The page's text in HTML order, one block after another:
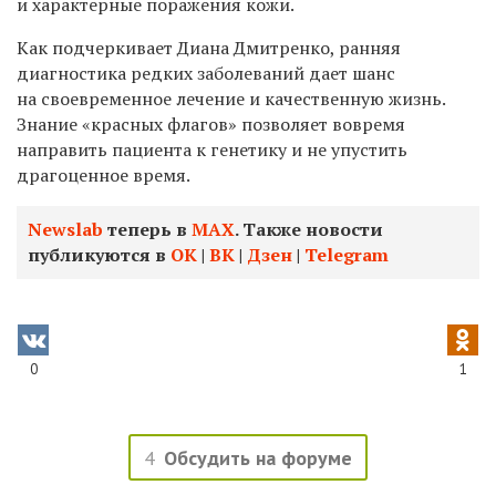
Как подчеркивает Диана Дмитренко, ранняя
диагностика редких заболеваний дает шанс
на своевременное лечение и качественную жизнь.
Знание «красных флагов» позволяет вовремя
направить пациента к генетику и не упустить
драгоценное время.
Newslab теперь в МАХ. Также новости
публикуются в ОК| ВК| Дзен| Telegram
0 1
4 Обсудить на форуме